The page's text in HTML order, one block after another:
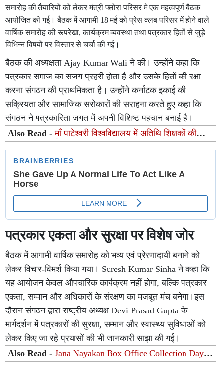
समारोह की तैयारियों को लेकर मंत्री फ्लोरा परिसर में एक महत्वपूर्ण बैठक
आयोजित की गई। बैठक में आगामी 18 मई को प्रेस क्लब परिसर में होने वाले
वार्षिक समारोह की रूपरेखा, कार्यक्रम व्यवस्था तथा पत्रकार हितों से जुड़े
विभिन्न विषयों पर विस्तार से चर्चा की गई।
बैठक की अध्यक्षता Ajay Kumar Wali ने की। उन्होंने कहा कि
पत्रकार समाज का सजग प्रहरी होता है और उसके हितों की रक्षा
करना संगठन की प्राथमिकता है। उन्होंने कर्नाटक इकाई की
सक्रियता और सामाजिक सरोकारों की सराहना करते हुए कहा कि
संगठन ने पत्रकारिता जगत में अपनी विशिष्ट पहचान बनाई है।
Also Read -माँ पाटेश्वरी विश्वविद्यालय में अतिथि शिक्षकों की
नियुक्ति को कार्यपरिषद की मंजूरी, शिक्षण व्यवस्था होगी और सुदृढ़
पत्रकार एकता और सुरक्षा पर विशेष जोर
बैठक में आगामी वार्षिक समारोह को भव्य एवं प्रेरणादायी बनाने को
लेकर विचार-विमर्श किया गया। Suresh Kumar Sinha ने कहा कि
यह आयोजन केवल औपचारिक कार्यक्रम नहीं होगा, बल्कि पत्रकार
एकता, सम्मान और अधिकारों के संरक्षण का मजबूत मंच बनेगा।इस
दौरान संगठन द्वारा राष्ट्रीय अध्यक्ष Devi Prasad Gupta के
मार्गदर्शन में पत्रकारों की सुरक्षा, सम्मान और स्वास्थ्य सुविधाओं को
लेकर किए जा रहे प्रयासों की भी जानकारी साझा की गई।
Also Read -Jana Nayakan Box Office Collection Day
6: 'जना नायकन' की बॉक्स ऑफिस पर धीमी पड़ी रफ्तार, छठे दिन